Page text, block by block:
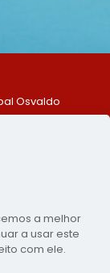
Osvaldo
128
da
PE
a melhor
a usar este
com ele.